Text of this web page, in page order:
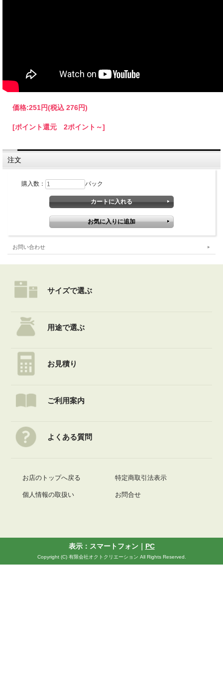
価格:251円(税込 276円)
[ポイント還元 2ポイント～]
注文
購入数： パック
お問い合わせ
サイズで選ぶ
用途で選ぶ
お見積り
ご利用案内
よくある質問
お店のトップへ戻る 特定商取引法表示
個人情報の取扱い お問合せ
表示：スマートフォン｜ PC
Copyright (C) 有限会社オクトクリエーション All Rights Reserved.